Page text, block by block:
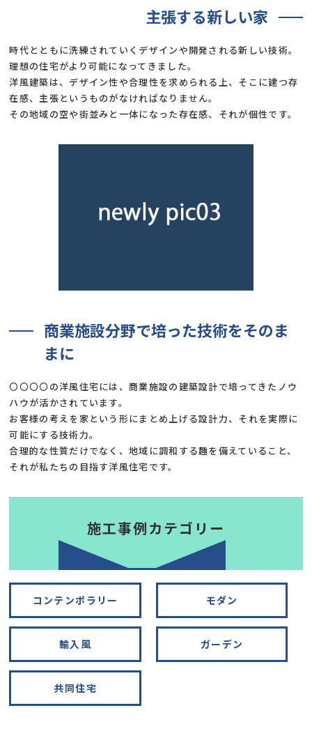
主張する新しい家
時代とともに洗練されていくデザインや開発される新しい技術。
理想の住宅がより可能になってきました。
洋風建築は、デザイン性や合理性を求められる上、そこに建つ存
在感、主張というものがなければなりません。
その地域の空や街並みと一体になった存在感、それが個性です。
商業施設分野で培った技術をそのま
まに
〇〇〇〇の洋風住宅には、商業施設の建築設計で培ってきたノウ
ハウが活かされています。
お客様の考えを家という形にまとめ上げる設計力、それを実際に
可能にする技術力。
合理的な性質だけでなく、地域に調和する趣を備えていること、
それが私たちの目指す洋風住宅です。
施工事例カテゴリー
コンテンポラリー モダン
輸入風 ガーデン
共同住宅